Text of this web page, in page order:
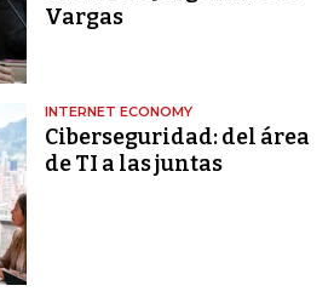
Vargas
INTERNET ECONOMY
Ciberseguridad: del área
de TI a las juntas